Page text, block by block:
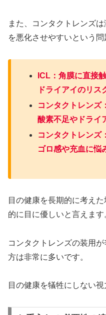
また、コンタクトレンズ
を悪化させやすいという問
ICL：角膜に直接
ドライアイのリス
コンタクトレンズ
酸素不足やドライ
コンタクトレンズ
ゴロ感や充血に悩
目の健康を長期的に考え
的に目に優しいと言えます
コンタクトレンズの装用
方は非常に多いです。
目の健康を犠牲にしない